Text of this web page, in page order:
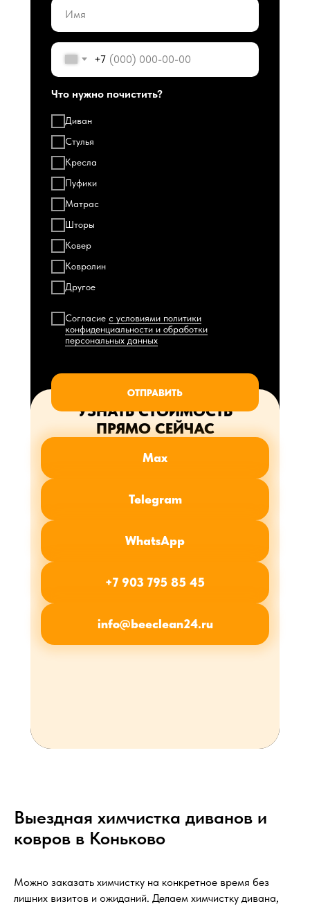
УЗНАТЬ СТОИМОСТЬ
ПРЯМО СЕЙЧАС
Max
Telegram
WhatsApp
+7 903 795 85 45
info@beeclean24.ru
+7
Что нужно почистить?
Диван
Стулья
Кресла
Пуфики
Матрас
Шторы
Ковер
Ковролин
Другое
Согласие с условиями политики
конфиденциальности и обработки
персональных данных
ОТПРАВИТЬ
Выездная химчистка диванов и
ковров в Коньково
Можно заказать химчистку на конкретное время без
лишних визитов и ожиданий. Делаем химчистку дивана,